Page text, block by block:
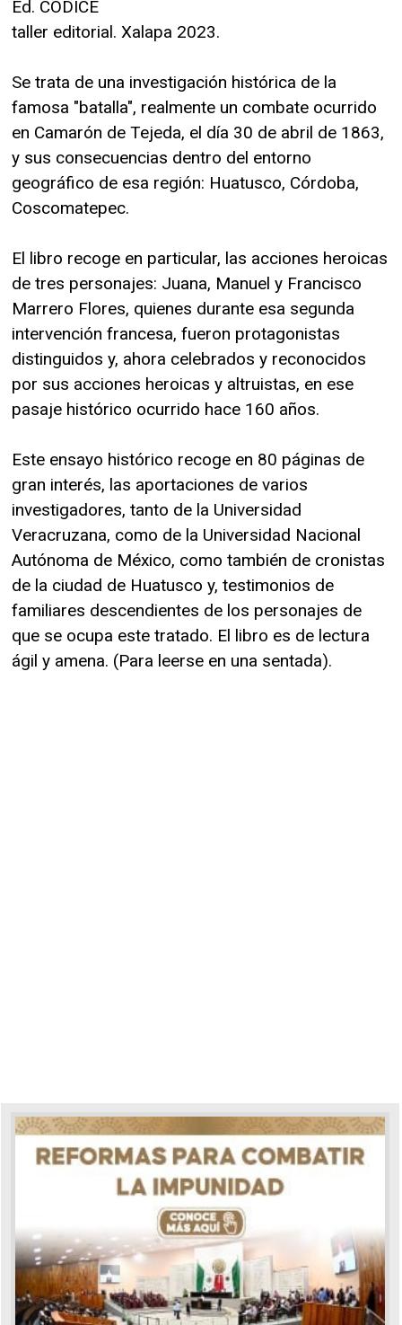
Ed. CÓDICE
taller editorial. Xalapa 2023.
Se trata de una investigación histórica de la
famosa "batalla", realmente un combate ocurrido
en Camarón de Tejeda, el día 30 de abril de 1863,
y sus consecuencias dentro del entorno
geográfico de esa región: Huatusco, Córdoba,
Coscomatepec.
El libro recoge en particular, las acciones heroicas
de tres personajes: Juana, Manuel y Francisco
Marrero Flores, quienes durante esa segunda
intervención francesa, fueron protagonistas
distinguidos y, ahora celebrados y reconocidos
por sus acciones heroicas y altruistas, en ese
pasaje histórico ocurrido hace 160 años.
Este ensayo histórico recoge en 80 páginas de
gran interés, las aportaciones de varios
investigadores, tanto de la Universidad
Veracruzana, como de la Universidad Nacional
Autónoma de México, como también de cronistas
de la ciudad de Huatusco y, testimonios de
familiares descendientes de los personajes de
que se ocupa este tratado. El libro es de lectura
ágil y amena. (Para leerse en una sentada).